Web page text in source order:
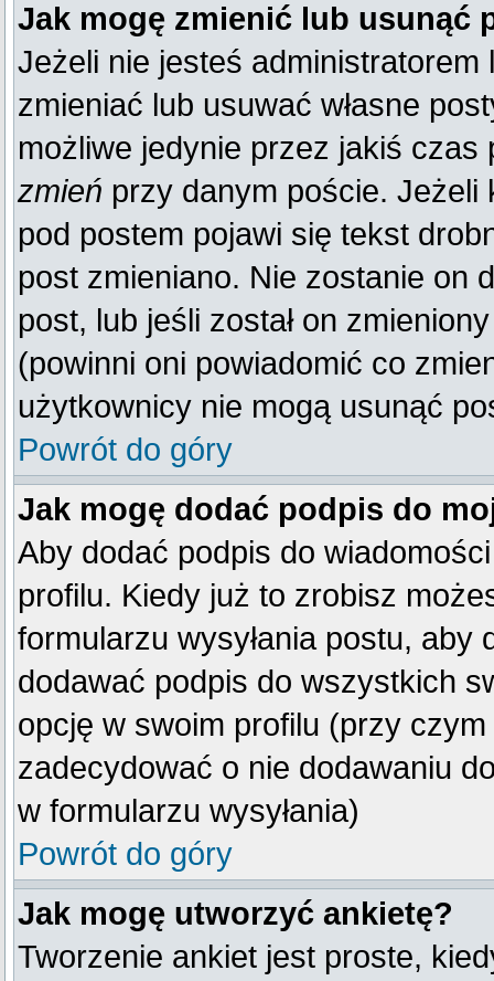
Jak mogę zmienić lub usunąć
Jeżeli nie jesteś
zmieniać lub usuwać własne
możliwe jedynie przez jakiś
zmień przy danym poście. Jeżeli
pod postem pojawi się tekst
post zmieniano. Nie zostanie on
post, lub jeśli został on
(powinni oni powiadomić co
użytkownicy nie mogą usunąć
Powrót do góry
Jak mogę dodać podpis do
Aby dodać podpis do
profilu. Kiedy już to zrobisz
formularzu wysyłania postu,
dodawać podpis do wszystkich
opcję w swoim profilu (przy
zadecydować o nie dodawaniu
w formularzu wysyłania)
Powrót do góry
Jak mogę utworzyć ankietę?
Tworzenie ankiet jest proste,